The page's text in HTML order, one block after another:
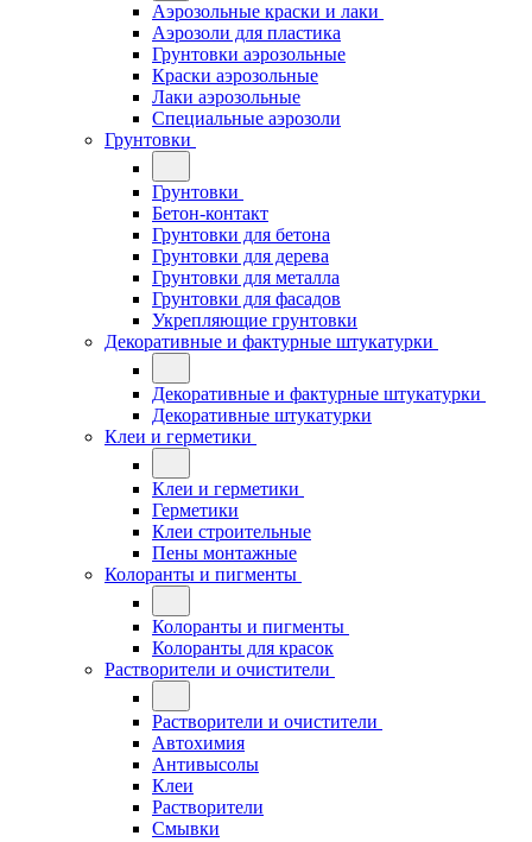
Аэрозольные краски и лаки
Аэрозоли для пластика
Грунтовки аэрозольные
Краски аэрозольные
Лаки аэрозольные
Специальные аэрозоли
Грунтовки
Грунтовки
Бетон-контакт
Грунтовки для бетона
Грунтовки для дерева
Грунтовки для металла
Грунтовки для фасадов
Укрепляющие грунтовки
Декоративные и фактурные штукатурки
Декоративные и фактурные штукатурки
Декоративные штукатурки
Клеи и герметики
Клеи и герметики
Герметики
Клеи строительные
Пены монтажные
Колоранты и пигменты
Колоранты и пигменты
Колоранты для красок
Растворители и очистители
Растворители и очистители
Автохимия
Антивысолы
Клеи
Растворители
Смывки